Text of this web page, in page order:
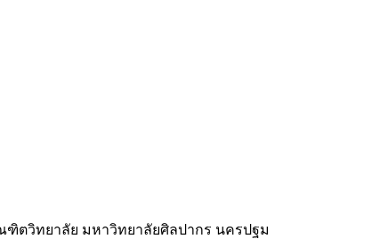
ตวิทยาลัย มหาวิทยาลัยศิลปากร นครปฐม